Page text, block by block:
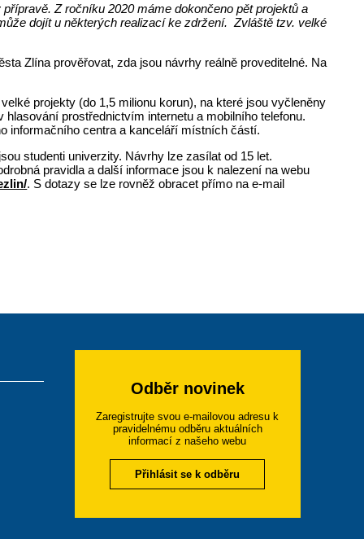
Z ročníku 2020 máme dokončeno pět projektů a
dojít u některých realizací ke zdržení. Zvláště tzv. velké
Zlína prověřovat, zda jsou návrhy reálně proveditelné. Na
projekty (do 1,5 milionu korun), na které jsou vyčleněny
prostřednictvím internetu a mobilního telefonu.
informačního centra a kanceláří místních částí.
studenti univerzity. Návrhy lze zasílat od 15 let.
pravidla a další informace jsou k nalezení na webu
. S dotazy se lze rovněž obracet přímo na e-mail
Odběr novinek
Zaregistrujte svou e-mailovou adresu k
pravidelnému odběru aktuálních
informací z našeho webu
Přihlásit se k odběru